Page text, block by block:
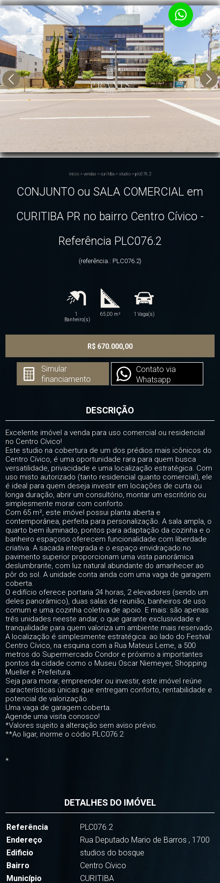
início > vendas > curitiba > studio > plc076.2
CONJUNTO ou SALA COMERCIAL em
CURITIBA PR no bairro Centro Cívico -
Referência PLC076.2
(referência.: PLC076.2)
1
Banheiro(s)
65,00 m² 1 Vaga(s)
R$ 670.000,00
Simular
financiamento
Contato via
Whatsapp
DESCRIÇÃO
Excelente imóvel a venda para uso comercial ou residencial
no Centro Cívico!
Este studio na cobertura de um dos prédios mais icônicos do
Centro Cívico, é uma oportunidade rara para quem busca
versatilidade, privacidade e uma localização estratégica. Com
uso misto autorizado (tanto residencial quanto comercial), ele
é ideal para quem deseja investir em locações de curta ou
longa duração, abrir um consultório, montar um escritório ou
simplesmente morar com conforto.
Com 65 m², este imóvel possui planta aberta e
contemporânea, perfeita para personalização. A sala ampla, o
quarto bem iluminado, pontos para adaptação da cozinha e o
banheiro espaçoso oferecem funcionalidade com liberdade
criativa. A sacada integrada e o espaço envidraçado no
pavimento superior proporcionam uma vista panorâmica
deslumbrante, com luz natural abundante do amanhecer ao
pôr do sol. A unidade conta ainda com uma vaga de garagem
coberta.
O edifício oferece portaria 24 horas, 2 elevadores (sendo um
deles panorâmico), duas salas de reunião, banheiros de uso
comum e uma cozinha coletiva de apoio. E mais: são apenas
três unidades neeste andar, o que garante exclusividade e
tranquilidade para quem valoriza um ambiente mais reservado.
A localização é simplesmente estratégica: ao lado do Festval
Centro Cívico, na esquina com a Rua Mateus Leme, a 500
metros do Supermercado Condor e próximo a importantes
pontos da cidade como o Museu Oscar Niemeyer, Shopping
Mueller e Prefeitura.
Seja para morar, empreender ou investir, este imóvel reúne
características únicas que entregam conforto, rentabilidade e
potencial de valorização.
Uma vaga de garagem coberta.
Agende uma visita conosco!
*Valores sujeito a alteração sem aviso prévio.
**Ao ligar, inorme o códio PLC076.2
*
DETALHES DO IMÓVEL
Referência
PLC076.2
Endereço
Rua Deputado Mario de Barros , 1700
Edificio
studios do bosque
Bairro
Centro Cívico
Município
CURITIBA